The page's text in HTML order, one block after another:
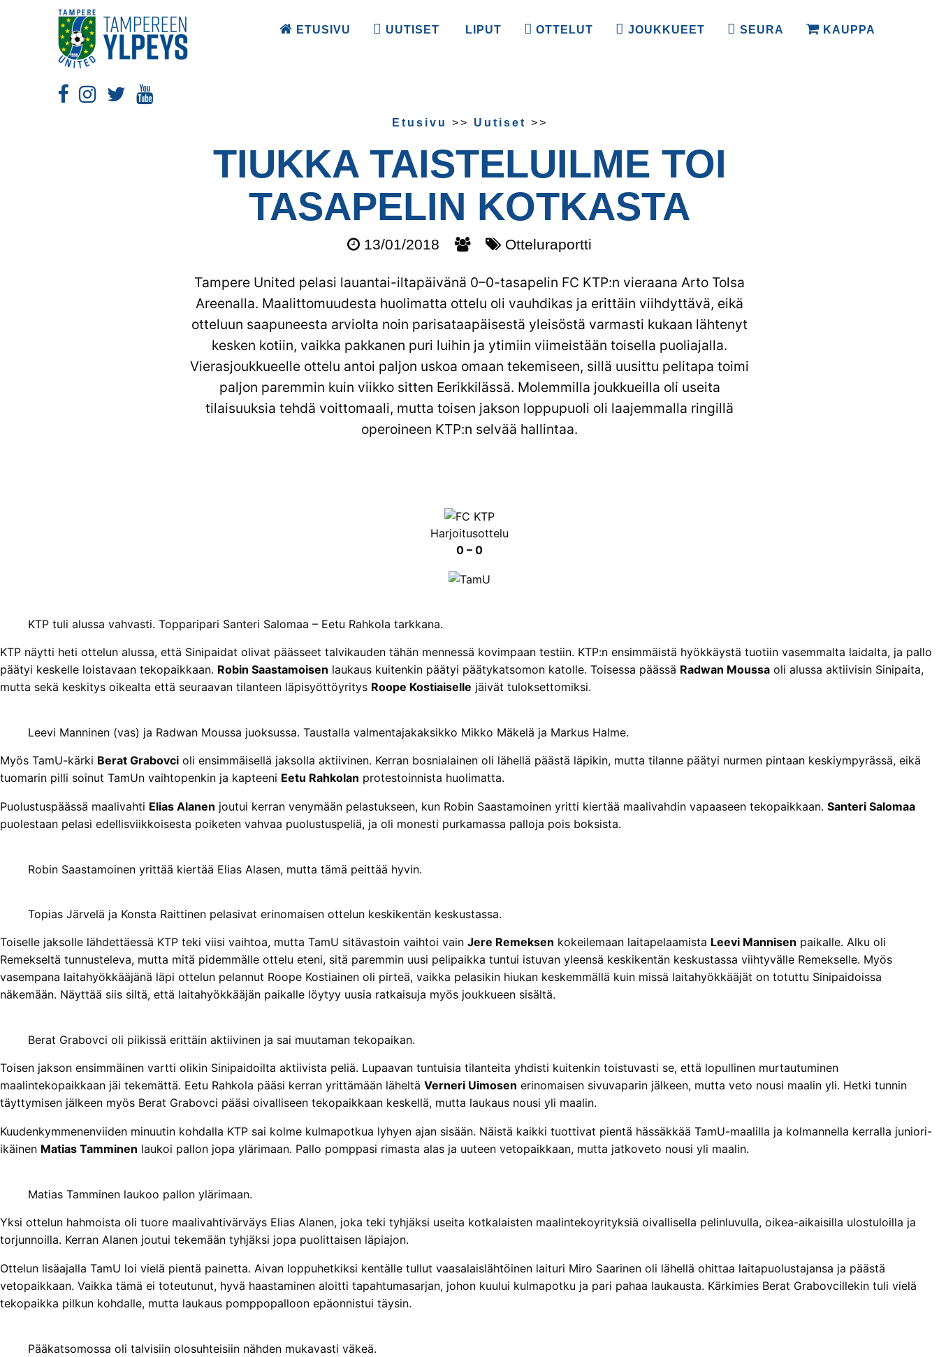
ETUSIVU UUTISET LIPUT OTTELUT JOUKKUEET SEURA KAUPPA
Etusivu >> Uutiset >>
TIUKKA TAISTELU­ILME TOI
TASA­PELIN KOTKASTA
13/01/2018 Otteluraportti
Tampere United pelasi lauantai-iltapäivänä 0–0-tasapelin FC KTP:n vieraana Arto Tolsa
Areenalla. Maalittomuudesta huolimatta ottelu oli vauhdikas ja erittäin viihdyttävä, eikä
otteluun saapuneesta arviolta noin parisataapäisestä yleisöstä varmasti kukaan lähtenyt
kesken kotiin, vaikka pakkanen puri luihin ja ytimiin viimeistään toisella puoliajalla.
Vierasjoukkueelle ottelu antoi paljon uskoa omaan tekemiseen, sillä uusittu pelitapa toimi
paljon paremmin kuin viikko sitten Eerikkilässä. Molemmilla joukkueilla oli useita
tilaisuuksia tehdä voittomaali, mutta toisen jakson loppupuoli oli laajemmalla ringillä
operoineen KTP:n selvää hallintaa.
Harjoitusottelu
0 – 0
KTP tuli alussa vahvasti. Topparipari Santeri Salomaa – Eetu Rahkola tarkkana.
KTP näytti heti ottelun alussa, että Sinipaidat olivat päässeet talvikauden tähän mennessä kovimpaan testiin. KTP:n ensimmäistä hyökkäystä tuotiin vasemmalta laidalta, ja pallo
päätyi keskelle loistavaan tekopaikkaan. Robin Saastamoisen laukaus kuitenkin päätyi päätykatsomon katolle. Toisessa päässä Radwan Moussa oli alussa aktiivisin Sinipaita,
mutta sekä keskitys oikealta että seuraavan tilanteen läpisyöttöyritys Roope Kostiaiselle jäivät tuloksettomiksi.
Leevi Manninen (vas) ja Radwan Moussa juoksussa. Taustalla valmentajakaksikko Mikko Mäkelä ja Markus Halme.
Myös TamU-kärki Berat Grabovci oli ensimmäisellä jaksolla aktiivinen. Kerran bosnialainen oli lähellä päästä läpikin, mutta tilanne päätyi nurmen pintaan keskiympyrässä, eikä
tuomarin pilli soinut TamUn vaihtopenkin ja kapteeni Eetu Rahkolan protestoinnista huolimatta.
Puolustuspäässä maalivahti Elias Alanen joutui kerran venymään pelastukseen, kun Robin Saastamoinen yritti kiertää maalivahdin vapaaseen tekopaikkaan. Santeri Salomaa
puolestaan pelasi edellisviikkoisesta poiketen vahvaa puolustuspeliä, ja oli monesti purkamassa palloja pois boksista.
Robin Saastamoinen yrittää kiertää Elias Alasen, mutta tämä peittää hyvin.
Topias Järvelä ja Konsta Raittinen pelasivat erinomaisen ottelun keskikentän keskustassa.
Toiselle jaksolle lähdettäessä KTP teki viisi vaihtoa, mutta TamU sitävastoin vaihtoi vain Jere Remeksen kokeilemaan laitapelaamista Leevi Mannisen paikalle. Alku oli
Remekseltä tunnusteleva, mutta mitä pidemmälle ottelu eteni, sitä paremmin uusi pelipaikka tuntui istuvan yleensä keskikentän keskustassa viihtyvälle Remekselle. Myös
vasempana laitahyökkääjänä läpi ottelun pelannut Roope Kostiainen oli pirteä, vaikka pelasikin hiukan keskemmällä kuin missä laitahyökkääjät on totuttu Sinipaidoissa
näkemään. Näyttää siis siltä, että laitahyökkääjän paikalle löytyy uusia ratkaisuja myös joukkueen sisältä.
Berat Grabovci oli piikissä erittäin aktiivinen ja sai muutaman tekopaikan.
Toisen jakson ensimmäinen vartti olikin Sinipaidoilta aktiivista peliä. Lupaavan tuntuisia tilanteita yhdisti kuitenkin toistuvasti se, että lopullinen murtautuminen
maalintekopaikkaan jäi tekemättä. Eetu Rahkola pääsi kerran yrittämään läheltä Verneri Uimosen erinomaisen sivuvaparin jälkeen, mutta veto nousi maalin yli. Hetki tunnin
täyttymisen jälkeen myös Berat Grabovci pääsi oivalliseen tekopaikkaan keskellä, mutta laukaus nousi yli maalin.
Kuudenkymmenenviiden minuutin kohdalla KTP sai kolme kulmapotkua lyhyen ajan sisään. Näistä kaikki tuottivat pientä hässäkkää TamU-maalilla ja kolmannella kerralla juniori-
ikäinen Matias Tamminen laukoi pallon jopa ylärimaan. Pallo pomppasi rimasta alas ja uuteen vetopaikkaan, mutta jatkoveto nousi yli maalin.
Matias Tamminen laukoo pallon ylärimaan.
Yksi ottelun hahmoista oli tuore maalivahtivärväys Elias Alanen, joka teki tyhjäksi useita kotkalaisten maalintekoyrityksiä oivallisella pelinluvulla, oikea-aikaisilla ulostuloilla ja
torjunnoilla. Kerran Alanen joutui tekemään tyhjäksi jopa puolittaisen läpiajon.
Ottelun lisäajalla TamU loi vielä pientä painetta. Aivan loppuhetkiksi kentälle tullut vaasalaislähtöinen laituri Miro Saarinen oli lähellä ohittaa laitapuolustajansa ja päästä
vetopaikkaan. Vaikka tämä ei toteutunut, hyvä haastaminen aloitti tapahtumasarjan, johon kuului kulmapotku ja pari pahaa laukausta. Kärkimies Berat Grabovcillekin tuli vielä
tekopaikka pilkun kohdalle, mutta laukaus pomppopalloon epäonnistui täysin.
Pääkatsomossa oli talvisiin olosuhteisiin nähden mukavasti väkeä.